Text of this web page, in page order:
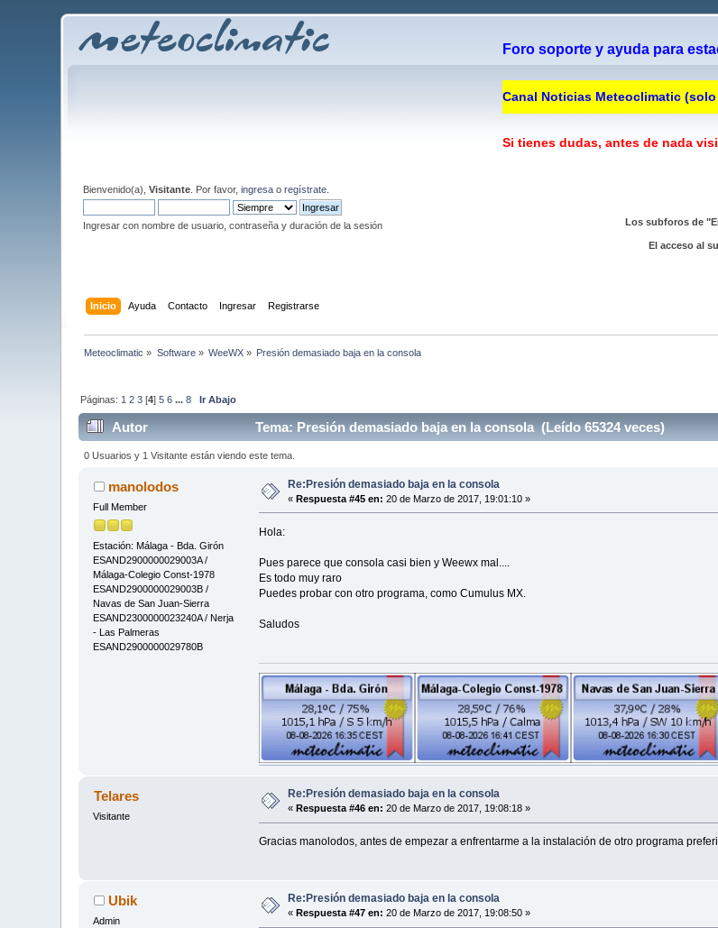
Foro soporte y ayuda para
Canal Noticias Meteoclimatic
Si tienes dudas, antes de nada
Bienvenido(a),Visitante . Por favor,ingresa oregístrate
Ingresar con nombre de usuario, contraseña y duración de la sesión
Los subforos de
El acceso al
Inicio Ayuda Contacto Ingresar Registrarse
Meteoclimatic » Software» WeeWX » Presión demasiado baja en la consola
Páginas: 1 2 3 [4]5 6 ...8 Ir Abajo
Autor Tema: Presión demasiado baja en la consola (Leído 65324 veces)
0 Usuarios y 1 Visitante están viendo este tema.
manolodos
Full Member
Estación: Málaga - Bda. Girón
ESAND2900000029003A /
Málaga-Colegio Const-1978
ESAND2900000029003B /
Navas de San Juan-Sierra
ESAND2300000023240A / Nerja
- Las Palmeras
ESAND2900000029780B
Re:Presión demasiado baja en la consola
«Respuesta #45 en: 20 de Marzo de 2017, 19:01:10 »
Hola:
Pues parece que consola casi bien y Weewx mal....
Es todo muy raro
Puedes probar con otro programa, como Cumulus MX.
Saludos
Telares
Visitante
Re:Presión demasiado baja en la consola
« Respuesta #46 en: 20 de Marzo de 2017, 19:08:18 »
Gracias manolodos, antes de empezar a enfrentarme a la instalación de otro programa
Ubik
Admin
Re:Presión demasiado baja en la consola
« Respuesta #47 en: 20 de Marzo de 2017, 19:08:50 »